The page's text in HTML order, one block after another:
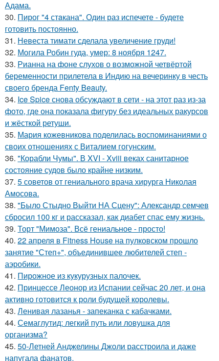
Адама.
30. Пирог "4 стaкана". Один раз испечете - будете
готовить постоянно.
31. Невеста тимати сделала увеличение груди!
32. Могила Робин гуда, умер: 8 ноября 1247.
33. Рианна на фоне слухов о возможной четвёртой
беременности прилетела в Индию на вечеринку в честь
своего бренда Fenty Beauty.
34. Ice Spice снова обсуждают в сети - на этот раз из-за
фото, где она показала фигуру без идеальных ракурсов
и жёсткой ретуши.
35. Мария кожевникова поделилась воспоминаниями о
своих отношениях с Виталием гогунским.
36. "Корабли Чумы". В XVI - Xviii веках санитарное
состояние судов было крайне низким.
37. 5 советов от гениального врача хирурга Николая
Амосова.
38. "Было Стыдно Выйти НА Сцену": Александр семчев
сбросил 100 кг и рассказал, как диабет спас ему жизнь.
39. Торт "Мимоза". Всё гениальное - просто!
40. 22 апреля в Fitness House на пулковском прошло
занятие "Степ+", объединившее любителей степ -
аэробики.
41. Пирожное из кукурузных палочек.
42. Принцессе Леонор из Испании сейчас 20 лет, и она
активно готовится к роли будущей королевы.
43. Ленивая лазанья - запеканка с кабачками.
44. Семаглутид: легкий путь или ловушка для
организма?
45. 50-Летней Анджелины Джоли расстроила и даже
напугала фанатов.